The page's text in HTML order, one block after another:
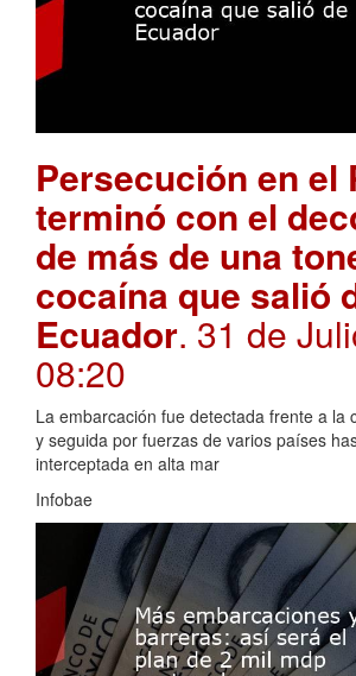
Persecución en el
terminó con el
de más de una
cocaína que salió
Ecuador. 31 de
08:20
La embarcación fue detectada frente a la
y seguida por fuerzas de varios países
interceptada en alta mar
Infobae